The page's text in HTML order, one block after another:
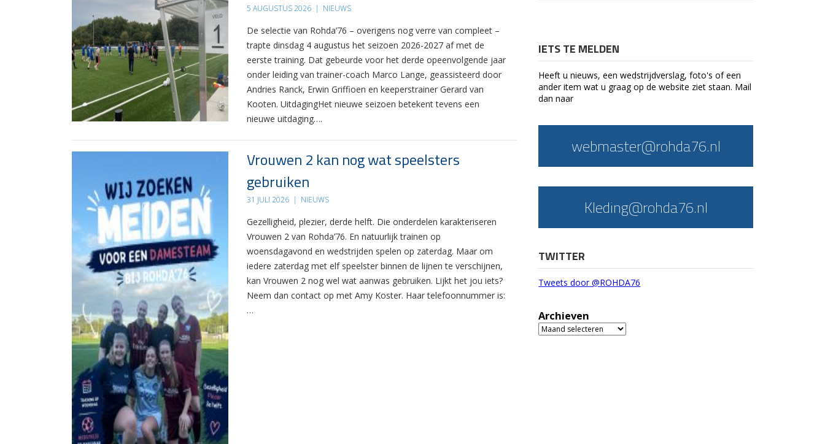
5 AUGUSTUS 2026 | NIEUWS
De selectie van Rohda’76 – overigens nog verre van compleet –
trapte dinsdag 4 augustus het seizoen 2026-2027 af met de
eerste training. Dat gebeurde voor het derde opeenvolgende jaar
onder leiding van trainer-coach Marco Lange, geassisteerd door
Andries Ranck, Erwin Griffioen en keeperstrainer Gerard van
Kooten. UitdagingHet nieuwe seizoen betekent tevens een
nieuwe uitdaging….
Vrouwen 2 kan nog wat speelsters
gebruiken
31 JULI 2026 | NIEUWS
Gezelligheid, plezier, derde helft. Die onderdelen karakteriseren
Vrouwen 2 van Rohda’76. En natuurlijk trainen op
woensdagavond en wedstrijden spelen op zaterdag. Maar om
iedere zaterdag met elf speelster binnen de lijnen te verschijnen,
kan Vrouwen 2 nog wel wat aanwas gebruiken. Lijkt het jou iets?
Neem dan contact op met Amy Koster. Haar telefoonnummer is:
…
IETS TE MELDEN
Heeft u nieuws, een wedstrijdverslag, foto's of een
ander item wat u graag op de website ziet staan. Mail
dan naar
webmaster@rohda76.nl
Kleding@rohda76.nl
TWITTER
Tweets door @ROHDA76
Archieven
Archieven